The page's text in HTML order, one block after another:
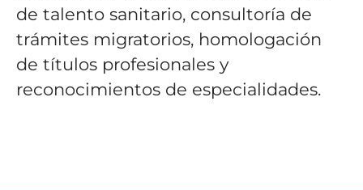
de talento sanitario, consultoría de
trámites migratorios, homologación
de títulos profesionales y
reconocimientos de especialidades.